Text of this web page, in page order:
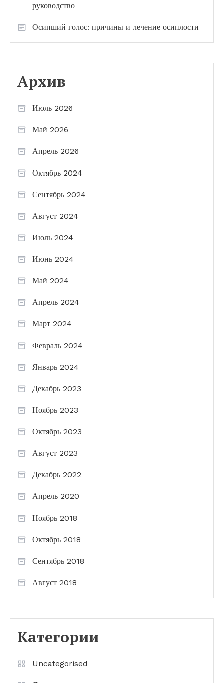
руководство
Осипший голос: причины и лечение осиплости
Архив
Июль 2026
Май 2026
Апрель 2026
Октябрь 2024
Сентябрь 2024
Август 2024
Июль 2024
Июнь 2024
Май 2024
Апрель 2024
Март 2024
Февраль 2024
Январь 2024
Декабрь 2023
Ноябрь 2023
Октябрь 2023
Август 2023
Декабрь 2022
Апрель 2020
Ноябрь 2018
Октябрь 2018
Сентябрь 2018
Август 2018
Категории
Uncategorised